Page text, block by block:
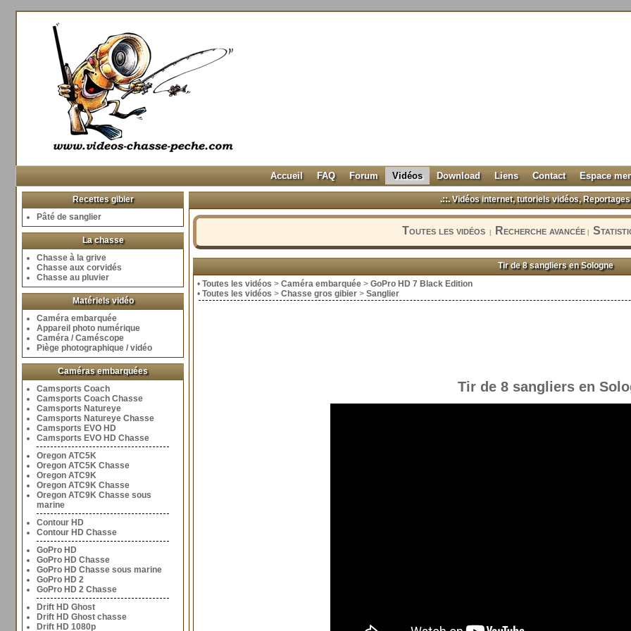
Accueil FAQ Forum Vidéos Download Liens Contact Espace
Recettes gibier
Pâté de sanglier
La chasse
Chasse à la grive
Chasse aux corvidés
Chasse au pluvier
Matériels vidéo
Caméra embarquée
Appareil photo numérique
Caméra / Caméscope
Piège photographique / vidéo
Caméras embarquées
Camsports Coach
Camsports Coach Chasse
Camsports Natureye
Camsports Natureye Chasse
Camsports EVO HD
Camsports EVO HD Chasse
Oregon ATC5K
Oregon ATC5K Chasse
Oregon ATC9K
Oregon ATC9K Chasse
Oregon ATC9K Chasse sous
marine
Contour HD
Contour HD Chasse
GoPro HD
GoPro HD Chasse
GoPro HD Chasse sous marine
GoPro HD 2
GoPro HD 2 Chasse
Drift HD Ghost
Drift HD Ghost chasse
Drift HD 1080p
.::. Vidéos internet, tutoriels vidéos,
Toutes les vidéos Recherche avancée|
Tir de 8 sangliers en Sologne
• Toutes les vidéos > Caméra embarquée > GoPro HD 7 Black Edition
• Toutes les vidéos > Chasse gros gibier > Sanglier
Tir de 8 sangliers en